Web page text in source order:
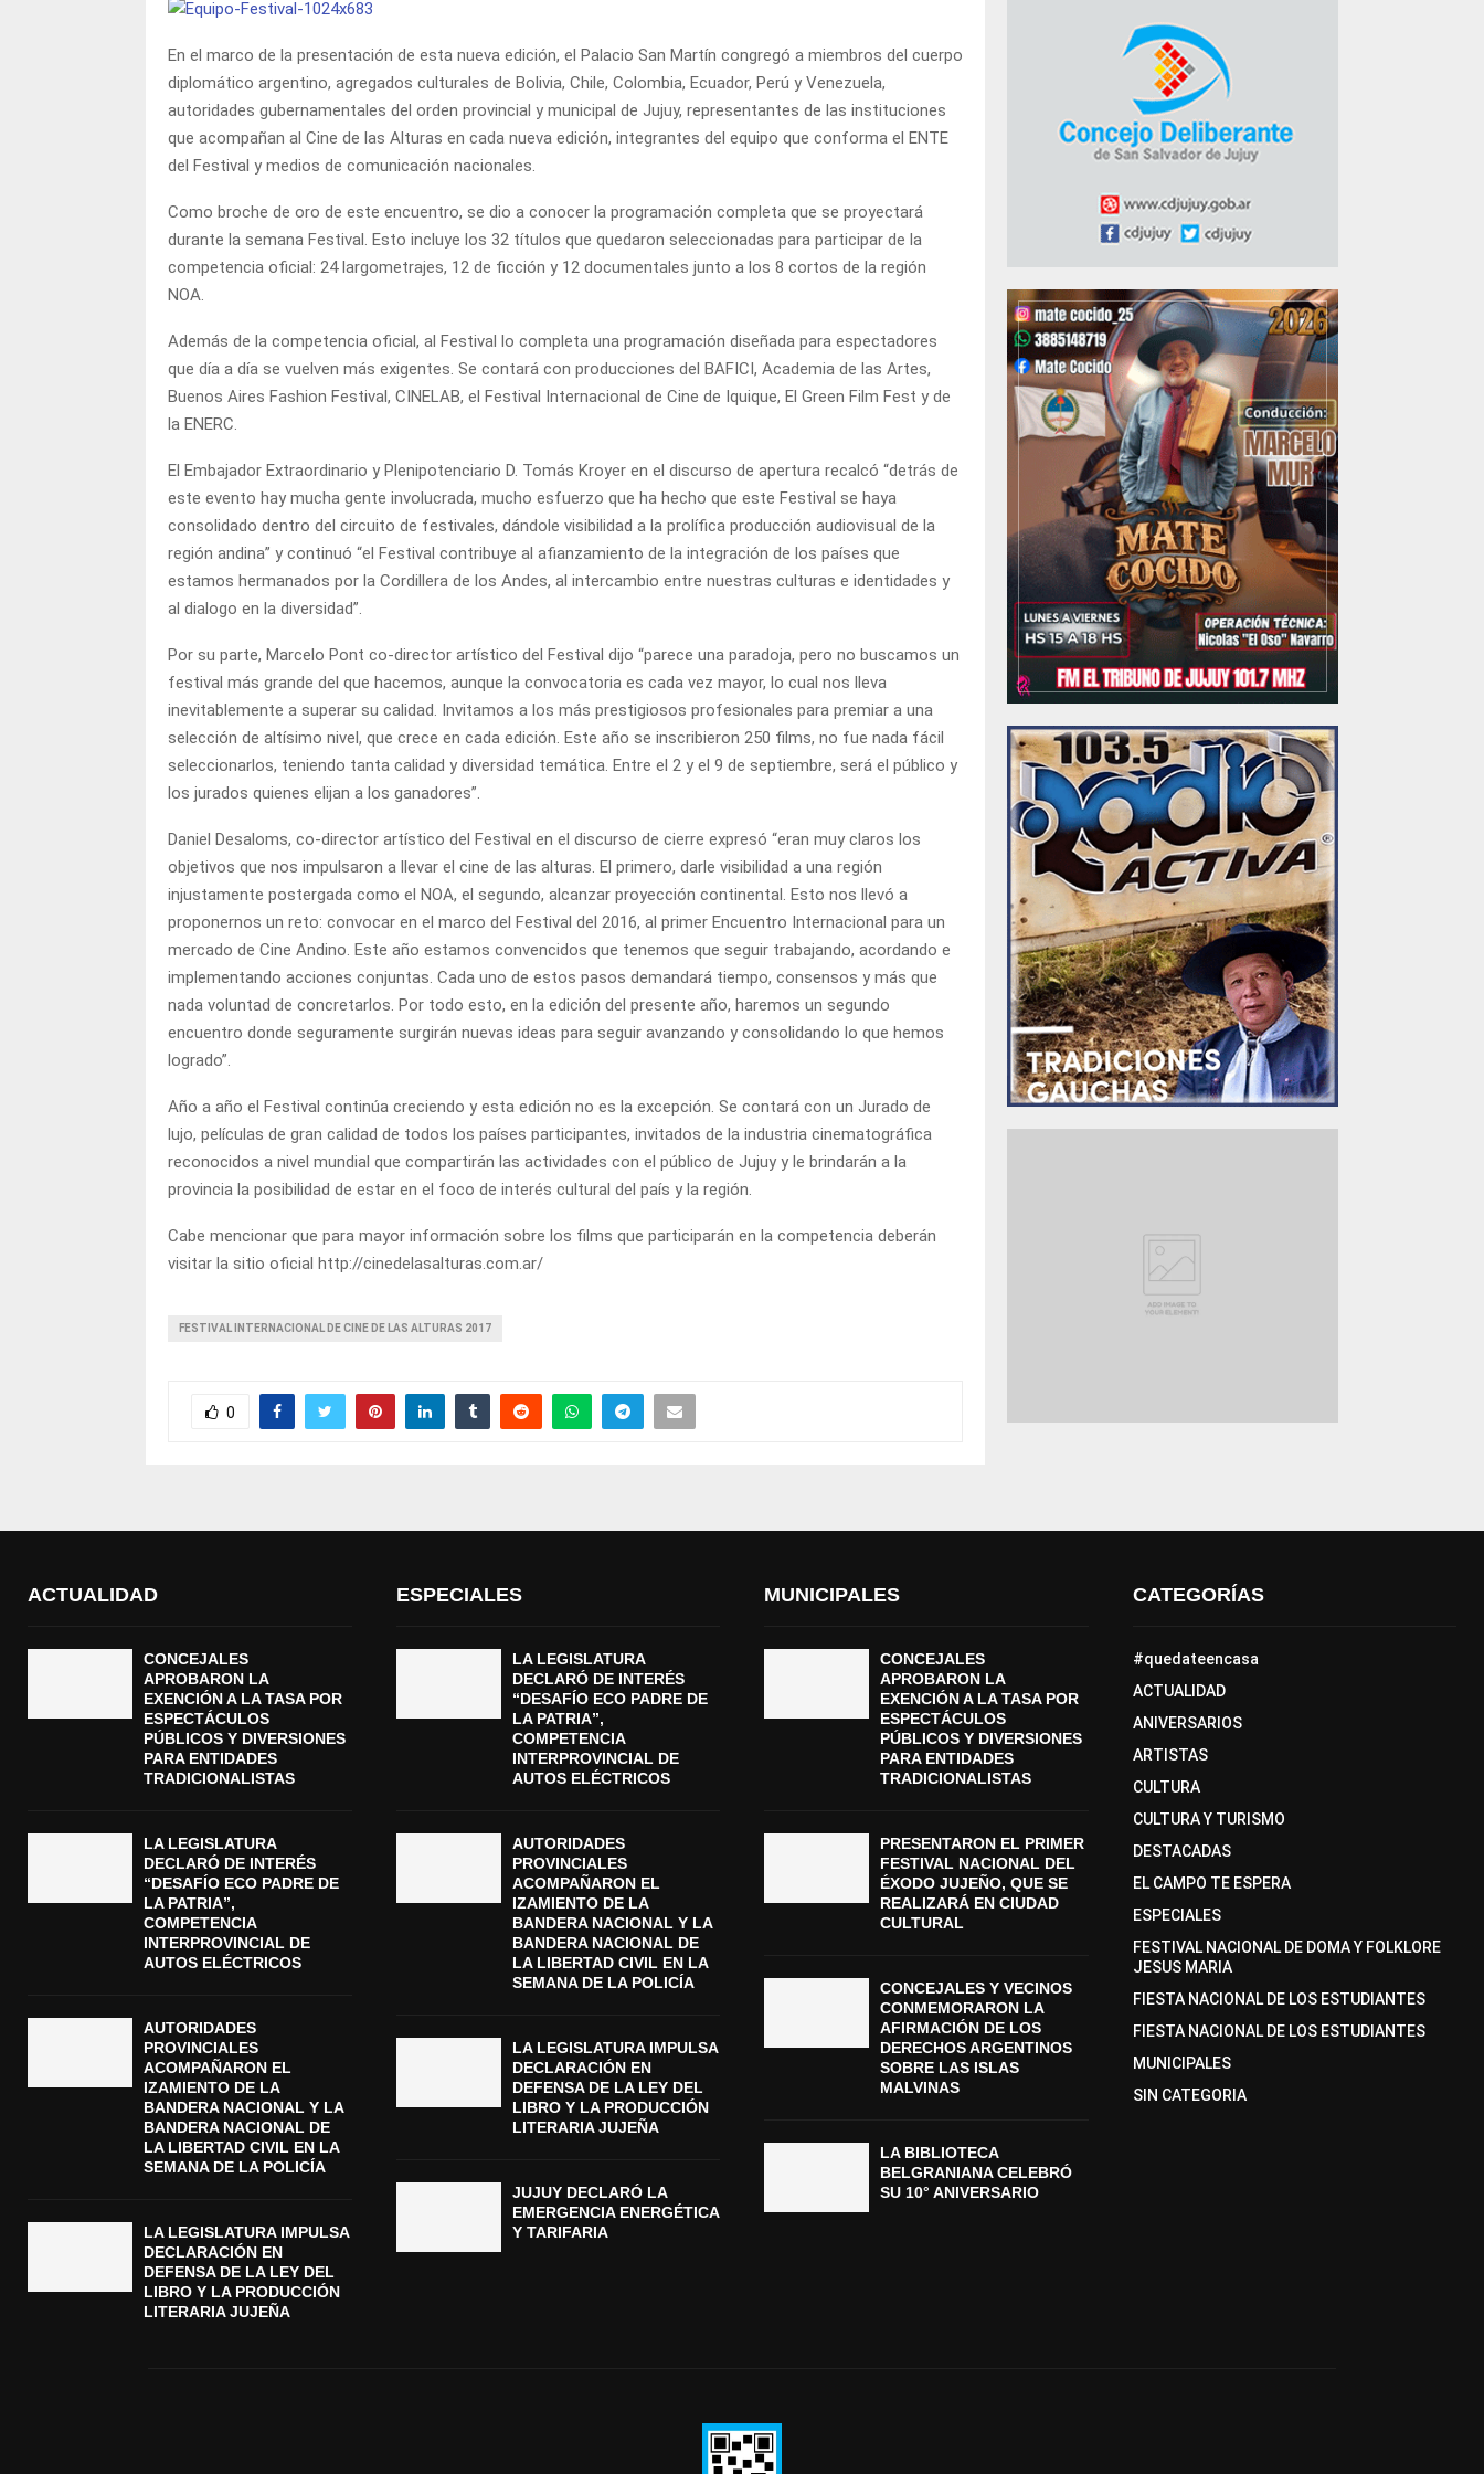
En el marco de la presentación de esta nueva edición, el Palacio San Martín congregó a miembros del cuerpo
diplomático argentino, agregados culturales de Bolivia, Chile, Colombia, Ecuador, Perú y Venezuela,
autoridades gubernamentales del orden provincial y municipal de Jujuy, representantes de las instituciones
que acompañan al Cine de las Alturas en cada nueva edición, integrantes del equipo que conforma el ENTE
del Festival y medios de comunicación nacionales.
Como broche de oro de este encuentro, se dio a conocer la programación completa que se proyectará
durante la semana Festival. Esto incluye los 32 títulos que quedaron seleccionadas para participar de la
competencia oficial: 24 largometrajes, 12 de ficción y 12 documentales junto a los 8 cortos de la región
NOA.
Además de la competencia oficial, al Festival lo completa una programación diseñada para espectadores
que día a día se vuelven más exigentes. Se contará con producciones del BAFICI, Academia de las Artes,
Buenos Aires Fashion Festival, CINELAB, el Festival Internacional de Cine de Iquique, El Green Film Fest y de
la ENERC.
El Embajador Extraordinario y Plenipotenciario D. Tomás Kroyer en el discurso de apertura recalcó “detrás de
este evento hay mucha gente involucrada, mucho esfuerzo que ha hecho que este Festival se haya
consolidado dentro del circuito de festivales, dándole visibilidad a la prolífica producción audiovisual de la
región andina” y continuó “el Festival contribuye al afianzamiento de la integración de los países que
estamos hermanados por la Cordillera de los Andes, al intercambio entre nuestras culturas e identidades y
al dialogo en la diversidad”.
Por su parte, Marcelo Pont co-director artístico del Festival dijo “parece una paradoja, pero no buscamos un
festival más grande del que hacemos, aunque la convocatoria es cada vez mayor, lo cual nos lleva
inevitablemente a superar su calidad. Invitamos a los más prestigiosos profesionales para premiar a una
selección de altísimo nivel, que crece en cada edición. Este año se inscribieron 250 films, no fue nada fácil
seleccionarlos, teniendo tanta calidad y diversidad temática. Entre el 2 y el 9 de septiembre, será el público y
los jurados quienes elijan a los ganadores”.
Daniel Desaloms, co-director artístico del Festival en el discurso de cierre expresó “eran muy claros los
objetivos que nos impulsaron a llevar el cine de las alturas. El primero, darle visibilidad a una región
injustamente postergada como el NOA, el segundo, alcanzar proyección continental. Esto nos llevó a
proponernos un reto: convocar en el marco del Festival del 2016, al primer Encuentro Internacional para un
mercado de Cine Andino. Este año estamos convencidos que tenemos que seguir trabajando, acordando e
implementando acciones conjuntas. Cada uno de estos pasos demandará tiempo, consensos y más que
nada voluntad de concretarlos. Por todo esto, en la edición del presente año, haremos un segundo
encuentro donde seguramente surgirán nuevas ideas para seguir avanzando y consolidando lo que hemos
logrado”.
Año a año el Festival continúa creciendo y esta edición no es la excepción. Se contará con un Jurado de
lujo, películas de gran calidad de todos los países participantes, invitados de la industria cinematográfica
reconocidos a nivel mundial que compartirán las actividades con el público de Jujuy y le brindarán a la
provincia la posibilidad de estar en el foco de interés cultural del país y la región.
Cabe mencionar que para mayor información sobre los films que participarán en la competencia deberán
visitar la sitio oficial http://cinedelasalturas.com.ar/
FESTIVAL INTERNACIONAL DE CINE DE LAS ALTURAS 2017
0
ACTUALIDAD
CONCEJALES
APROBARON LA
EXENCIÓN A LA TASA POR
ESPECTÁCULOS
PÚBLICOS Y DIVERSIONES
PARA ENTIDADES
TRADICIONALISTAS
LA LEGISLATURA
DECLARÓ DE INTERÉS
“DESAFÍO ECO PADRE DE
LA PATRIA”,
COMPETENCIA
INTERPROVINCIAL DE
AUTOS ELÉCTRICOS
AUTORIDADES
PROVINCIALES
ACOMPAÑARON EL
IZAMIENTO DE LA
BANDERA NACIONAL Y LA
BANDERA NACIONAL DE
LA LIBERTAD CIVIL EN LA
SEMANA DE LA POLICÍA
LA LEGISLATURA IMPULSA
DECLARACIÓN EN
DEFENSA DE LA LEY DEL
LIBRO Y LA PRODUCCIÓN
LITERARIA JUJEÑA
ESPECIALES
LA LEGISLATURA
DECLARÓ DE INTERÉS
“DESAFÍO ECO PADRE DE
LA PATRIA”,
COMPETENCIA
INTERPROVINCIAL DE
AUTOS ELÉCTRICOS
AUTORIDADES
PROVINCIALES
ACOMPAÑARON EL
IZAMIENTO DE LA
BANDERA NACIONAL Y LA
BANDERA NACIONAL DE
LA LIBERTAD CIVIL EN LA
SEMANA DE LA POLICÍA
LA LEGISLATURA IMPULSA
DECLARACIÓN EN
DEFENSA DE LA LEY DEL
LIBRO Y LA PRODUCCIÓN
LITERARIA JUJEÑA
JUJUY DECLARÓ LA
EMERGENCIA ENERGÉTICA
Y TARIFARIA
MUNICIPALES
CONCEJALES
APROBARON LA
EXENCIÓN A LA TASA POR
ESPECTÁCULOS
PÚBLICOS Y DIVERSIONES
PARA ENTIDADES
TRADICIONALISTAS
PRESENTARON EL PRIMER
FESTIVAL NACIONAL DEL
ÉXODO JUJEÑO, QUE SE
REALIZARÁ EN CIUDAD
CULTURAL
CONCEJALES Y VECINOS
CONMEMORARON LA
AFIRMACIÓN DE LOS
DERECHOS ARGENTINOS
SOBRE LAS ISLAS
MALVINAS
LA BIBLIOTECA
BELGRANIANA CELEBRÓ
SU 10° ANIVERSARIO
CATEGORÍAS
#quedateencasa
ACTUALIDAD
ANIVERSARIOS
ARTISTAS
CULTURA
CULTURA Y TURISMO
DESTACADAS
EL CAMPO TE ESPERA
ESPECIALES
FESTIVAL NACIONAL DE DOMA Y FOLKLORE
JESUS MARIA
FIESTA NACIONAL DE LOS ESTUDIANTES
FIESTA NACIONAL DE LOS ESTUDIANTES
MUNICIPALES
SIN CATEGORIA